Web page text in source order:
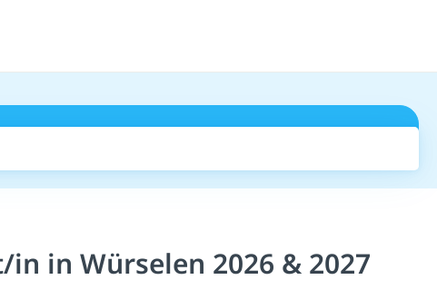
in Würselen 2026 & 2027